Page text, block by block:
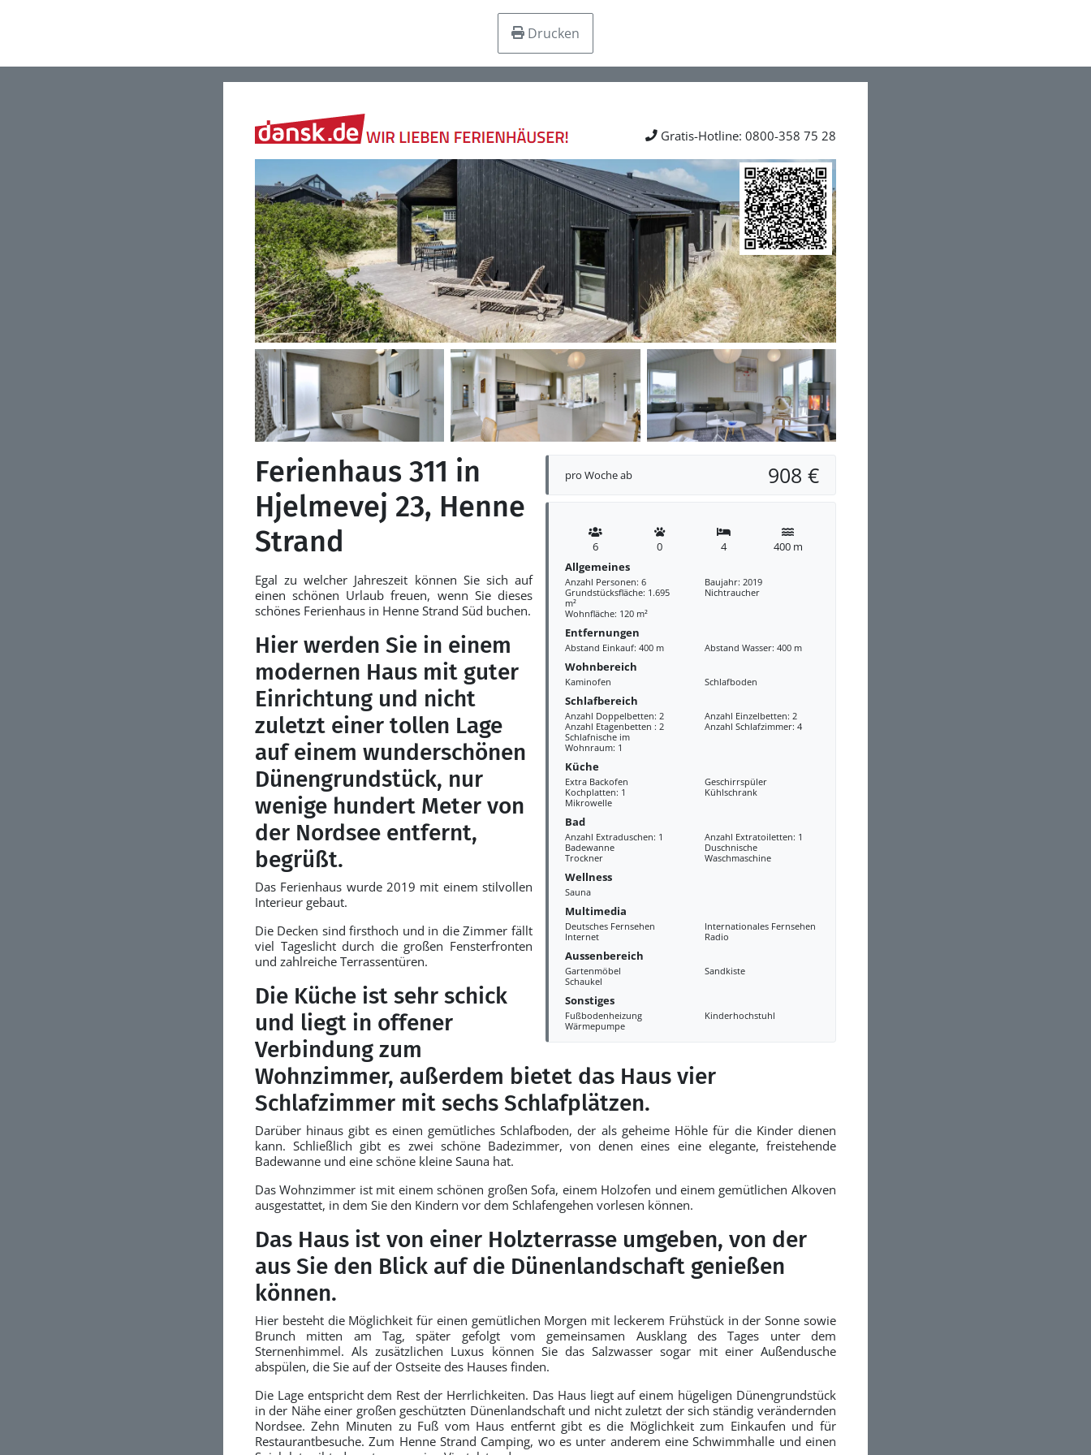
Drucken
Gratis-Hotline: 0800-358 75 28
pro Woche ab 908 €
6 0 4
400 m
Allgemeines
Anzahl Personen: 6
Baujahr: 2019
Grundstücksfläche: 1.695
m²
Nichtraucher
Wohnfläche: 120 m²
Entfernungen
Abstand Einkauf: 400 m Abstand Wasser: 400 m
Wohnbereich
Kaminofen Schlafboden
Schlafbereich
Anzahl Doppelbetten: 2
Anzahl Einzelbetten: 2
Anzahl Etagenbetten : 2
Anzahl Schlafzimmer: 4
Schlafnische im
Wohnraum: 1
Küche
Extra Backofen
Geschirrspüler
Kochplatten: 1
Kühlschrank
Mikrowelle
Bad
Anzahl Extraduschen: 1
Anzahl Extratoiletten: 1
Badewanne
Duschnische
Trockner
Waschmaschine
Wellness
Sauna
Multimedia
Deutsches Fernsehen
Internationales Fernsehen
Internet
Radio
Aussenbereich
Gartenmöbel
Sandkiste
Schaukel
Sonstiges
Fußbodenheizung
Kinderhochstuhl
Wärmepumpe
Ferienhaus 311 in
Hjelmevej 23, Henne
Strand
Egal zu welcher Jahreszeit können Sie sich auf
einen schönen Urlaub freuen, wenn Sie dieses
schönes Ferienhaus in Henne Strand Süd buchen.
Hier werden Sie in einem
modernen Haus mit guter
Einrichtung und nicht
zuletzt einer tollen Lage
auf einem wunderschönen
Dünengrundstück, nur
wenige hundert Meter von
der Nordsee entfernt,
begrüßt.
Das Ferienhaus wurde 2019 mit einem stilvollen
Interieur gebaut.
Die Decken sind firsthoch und in die Zimmer fällt
viel Tageslicht durch die großen Fensterfronten
und zahlreiche Terrassentüren.
Die Küche ist sehr schick
und liegt in offener
Verbindung zum
Wohnzimmer, außerdem bietet das Haus vier
Schlafzimmer mit sechs Schlafplätzen.
Darüber hinaus gibt es einen gemütliches Schlafboden, der als geheime Höhle für die Kinder dienen
kann. Schließlich gibt es zwei schöne Badezimmer, von denen eines eine elegante, freistehende
Badewanne und eine schöne kleine Sauna hat.
Das Wohnzimmer ist mit einem schönen großen Sofa, einem Holzofen und einem gemütlichen Alkoven
ausgestattet, in dem Sie den Kindern vor dem Schlafengehen vorlesen können.
Das Haus ist von einer Holzterrasse umgeben, von der
aus Sie den Blick auf die Dünenlandschaft genießen
können.
Hier besteht die Möglichkeit für einen gemütlichen Morgen mit leckerem Frühstück in der Sonne sowie
Brunch mitten am Tag, später gefolgt vom gemeinsamen Ausklang des Tages unter dem
Sternenhimmel. Als zusätzlichen Luxus können Sie das Salzwasser sogar mit einer Außendusche
abspülen, die Sie auf der Ostseite des Hauses finden.
Die Lage entspricht dem Rest der Herrlichkeiten. Das Haus liegt auf einem hügeligen Dünengrundstück
in der Nähe einer großen geschützten Dünenlandschaft und nicht zuletzt der sich ständig verändernden
Nordsee. Zehn Minuten zu Fuß vom Haus entfernt gibt es die Möglichkeit zum Einkaufen und für
Restaurantbesuche. Zum Henne Strand Camping, wo es unter anderem eine Schwimmhalle und einen